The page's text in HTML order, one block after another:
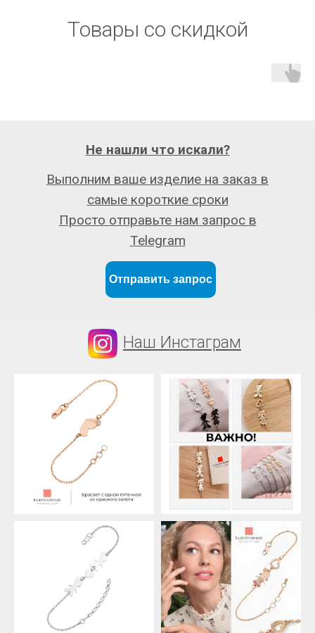
Товары со скидкой
Отправить запрос
Выполним ваше изделие на заказ в
самые короткие сроки
Просто отправьте нам запрос в
Telegram
Не нашли что искали?
Наш Инстаграм